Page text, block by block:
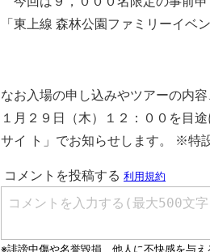
「東上線 森林公園ファミリーイベ
なお入場の申し込みやツアーの内
１月２９日（木）１２：００を目
サイ ト」でお知らせします。 ※特